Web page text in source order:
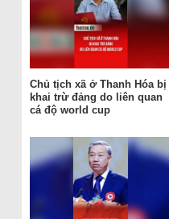
Chủ tịch xã ở Thanh Hóa bị
khai trừ đảng do liên quan
cá độ world cup